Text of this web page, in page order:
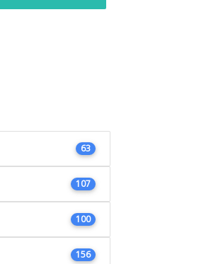
63
107
100
156